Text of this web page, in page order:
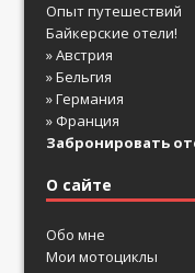
Опыт путешествий
Байкерские отели!
» Австрия
» Бельгия
» Германия
» Франция
Забронировать
О сайте
Обо мне
Мои мотоциклы